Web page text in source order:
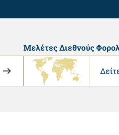
Μελέτες Διεθνούς